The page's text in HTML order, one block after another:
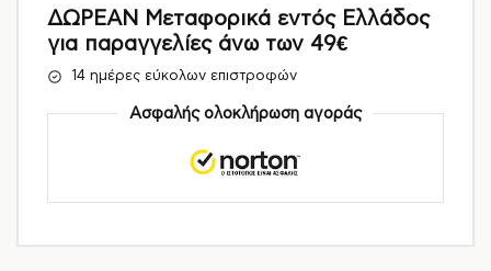
ΔΩΡΕΑΝ Μεταφορικά εντός Ελλάδος
για παραγγελίες άνω των 49€
14 ημέρες εύκολων επιστροφών
Ασφαλής ολοκλήρωση αγοράς